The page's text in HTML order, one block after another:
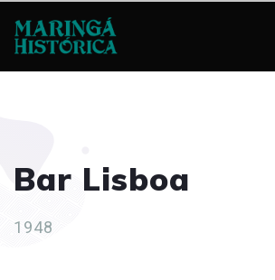
Bar Lisboa
1948